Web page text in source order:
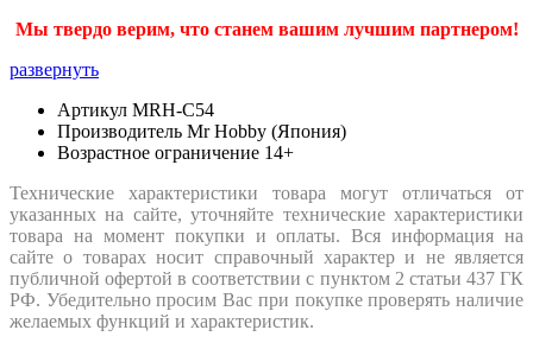
Мы твердо верим, что станем вашим лучшим партнером!
развернуть
Артикул MRH-C54
Производитель Mr Hobby (Япония)
Возрастное ограничение 14+
Технические характеристики товара могут отличаться от
указанных на сайте, уточняйте технические характеристики
товара на момент покупки и оплаты. Вся информация на
сайте о товарах носит справочный характер и не является
публичной офертой в соответствии с пунктом 2 статьи 437 ГК
РФ. Убедительно просим Вас при покупке проверять наличие
желаемых функций и характеристик.